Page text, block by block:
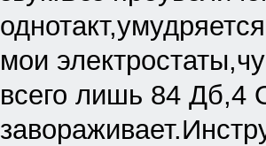
мои
всего лишь 84 Дб,4